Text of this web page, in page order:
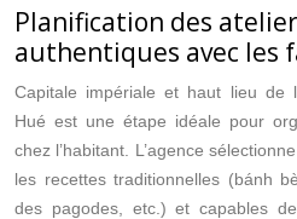
Planification des
authentiques avec les
Capitale impériale et haut lieu de
Hué est une étape idéale pour
chez l’habitant. L’agence
les recettes traditionnelles (bánh
des pagodes, etc.) et capables